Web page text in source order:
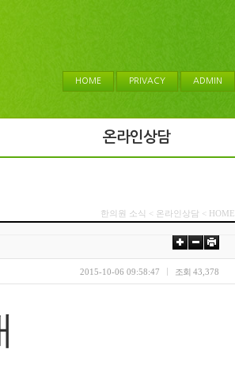
HOME PRIVACY ADMIN
온라인상담
한의원 소식 < 온라인상담 < HOME
2015-10-06 09:58:47 조회 43,378